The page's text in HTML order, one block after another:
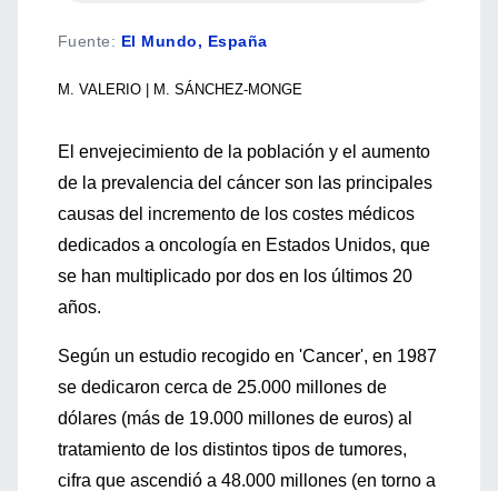
Fuente: El Mundo, España
M. VALERIO | M. SÁNCHEZ-MONGE
El envejecimiento de la población y el aumento
de la prevalencia del cáncer son las principales
causas del incremento de los costes médicos
dedicados a oncología en Estados Unidos, que
se han multiplicado por dos en los últimos 20
años.
Según un estudio recogido en 'Cancer', en 1987
se dedicaron cerca de 25.000 millones de
dólares (más de 19.000 millones de euros) al
tratamiento de los distintos tipos de tumores,
cifra que ascendió a 48.000 millones (en torno a